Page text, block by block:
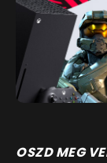
OSZD MEG